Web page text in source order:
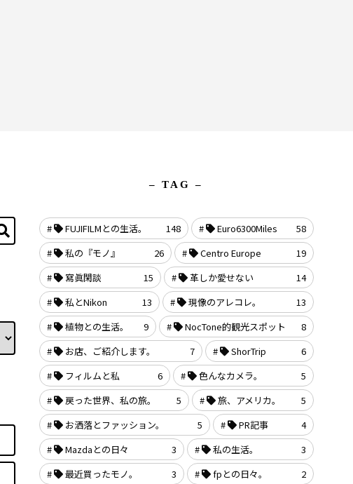
– TAG –
FUJIFILMとの生活。 148 Euro6300Miles
58
私の『モノ』
26 Centro Europe
19
寫眞閑談
15 革しか愛せない
14
私とNikon
13 現像のアレコレ。
13
植物との生活。
9 NocTone的観光スポット
8
お店、ご紹介します。
7 ShorTrip
6
フィルムと私
6 色んなカメラ。
5
戻った世界、私の旅。
5 旅、アメリカ。
5
お洒落とファッション。
5 PR記事
4
Mazdaとの日々
3 私の生活。
3
最近買ったモノ。
3 fpとの日々。 2